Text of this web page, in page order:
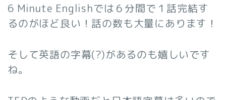
6 Minute Englishでは６分間で１話完結す
るのがほど良い！話の数も大量にあります！
そして英語の字幕(?)があるのも嬉しいです
ね。